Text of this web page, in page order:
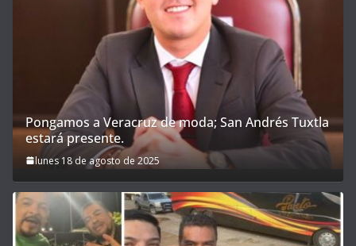
Pongamos a Veracruz de moda; San Andrés Tuxtla
estará presente.
lunes 18 de agosto de 2025